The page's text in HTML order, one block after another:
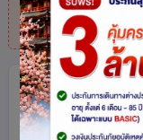
จิบกาแฟเดิน
ซอรัคซาน พ